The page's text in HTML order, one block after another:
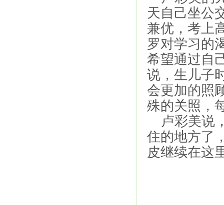
天自己坐公
兼优，考上
罗对学习的
希望通过自
说，生儿子
会更加的照
殊的关照，
卢彩美说
住的地方了
皮继续在这